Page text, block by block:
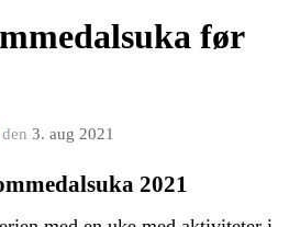
før
3. aug 2021
2021